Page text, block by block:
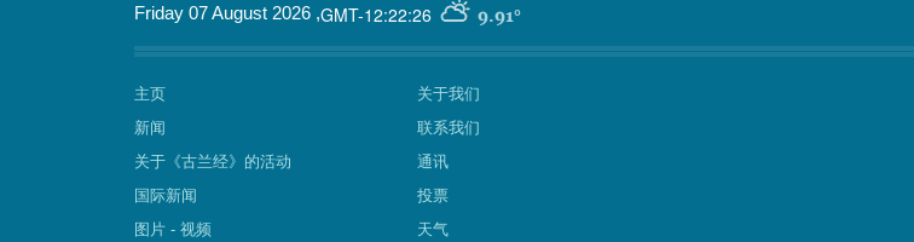
GMT-12:22:26 9.91°
Friday 07 August 2026 ,
主页
新闻
关于《古兰经》的活动
国际新闻
图片 - 视频
关于我们
联系我们
通讯
投票
天气